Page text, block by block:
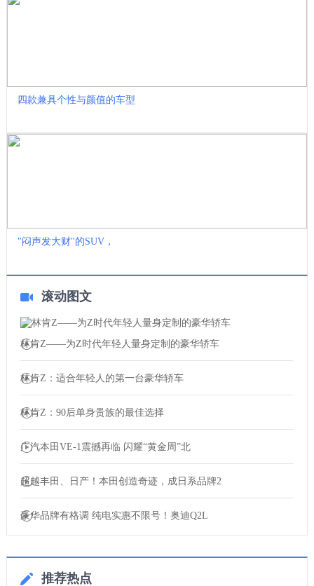
四款兼具个性与颜值的车型
"闷声发大财"的SUV，
滚动图文
林肯Z——为Z时代年轻人量身定制的豪华轿车
林肯Z：适合年轻人的第一台豪华轿车
林肯Z：90后单身贵族的最佳选择
广汽本田VE-1震撼再临 闪耀“黄金周”北
超越丰田、日产！本田创造奇迹，成日系品牌2
豪华品牌有格调 纯电实惠不限号！奥迪Q2L
推荐热点